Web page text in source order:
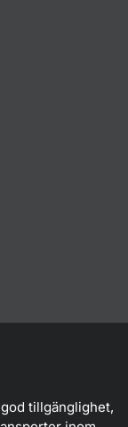
tillgänglighet,